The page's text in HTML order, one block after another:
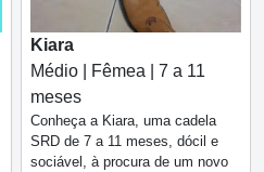
Kiara
Médio | Fêmea | 7 a 11
meses
Conheça a Kiara, uma cadela
SRD de 7 a 11 meses, dócil e
sociável, à procura de um novo